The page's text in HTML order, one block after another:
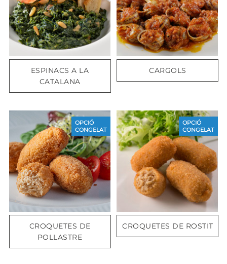
ESPINACS A LA
CATALANA
CARGOLS
CROQUETES DE
POLLASTRE
OPCIÓ
CONGELAT
CROQUETES DE ROSTIT
OPCIÓ
CONGELAT